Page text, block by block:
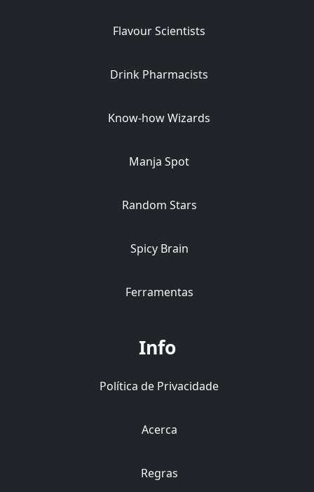
Flavour Scientists
Drink Pharmacists
Know-how Wizards
Manja Spot
Random Stars
Spicy Brain
Ferramentas
Info
Política de Privacidade
Acerca
Regras